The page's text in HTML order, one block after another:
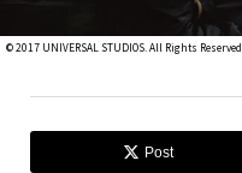
© 2017 UNIVERSAL STUDIOS. All Rights Reserved.
Post